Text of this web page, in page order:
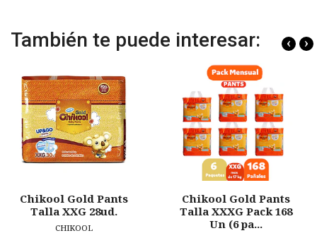
También te puede interesar:
Chikool Gold Pants
Talla XXG 28ud.
CHIKOOL
Chikool Gold Pants
Talla XXXG Pack 168
Un (6 pa...
‹ ›